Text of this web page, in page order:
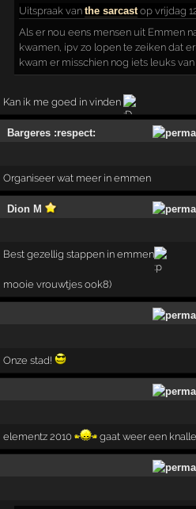
Uitspraak vanthe sarcastop vrijdag
Als er nou eens mensen uit Emmen
kwamen, ipv zo lopen te zeiken dat
kwam er misschien nog iets leuks
Kan ik me goed in vinden
Bargeres :respect:
Organiseer wat meer in emmen
Dion M
Best gezellig stappen in emmen
mooie vrouwtjes ook8)
Onze stad!
elementz 2010 gaat weer een